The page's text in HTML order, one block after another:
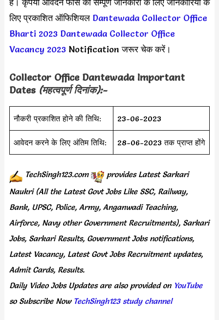
लिए प्रकाशित ऑफिशियल Dantewada Collector Office
Bharti 2023 Dantewada Collector Office
Vacancy 2023 Notification जरूर चेक करें।
Collector Office Dantewada Important
Dates (महत्वपूर्ण दिनांक):-
नौकरी प्रकाशित होने की तिथि: 23-06-2023
आवेदन करने के लिए अंतिम तिथि: 28-06-2023 तक प्राप्त होंगे
TechSingh123.com provides Latest Sarkari
Naukri (All the Latest Govt Jobs Like SSC, Railway,
Bank, UPSC, Police, Army, Anganwadi Teaching,
Airforce, Navy other Government Recruitments), Sarkari
Jobs, Sarkari Results, Government Jobs notifications,
Latest Vacancy, Latest Govt Jobs Recruitment updates,
Admit Cards, Results.
Daily Video Jobs Updates are also provided onYouTube
so Subscribe Now TechSingh123 study channel